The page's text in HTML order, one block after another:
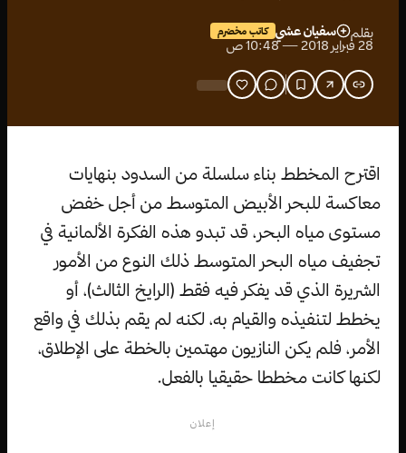
بقلم سفيان عشي كاتب مخضرم
28 فبراير 2018 — 10:48 ص
اقترح المخطط بناء سلسلة من السدود بنهايات
معاكسة للبحر الأبيض المتوسط من أجل خفض
مستوى مياه البحر، قد تبدو هذه الفكرة الألمانية في
تجفيف مياه البحر المتوسط ذلك النوع من الأمور
الشريرة الذي قد يفكر فيه فقط (الرايخ الثالث)، أو
يخطط لتنفيذه والقيام به، لكنه لم يقم بذلك في واقع
الأمر، فلم يكن النازيون مهتمين بالخطة على الإطلاق،
لكنها كانت مخططا حقيقيا بالفعل.
إعلان